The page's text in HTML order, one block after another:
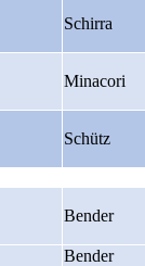
Schirra
Minacori
Schütz
Bender
Bender